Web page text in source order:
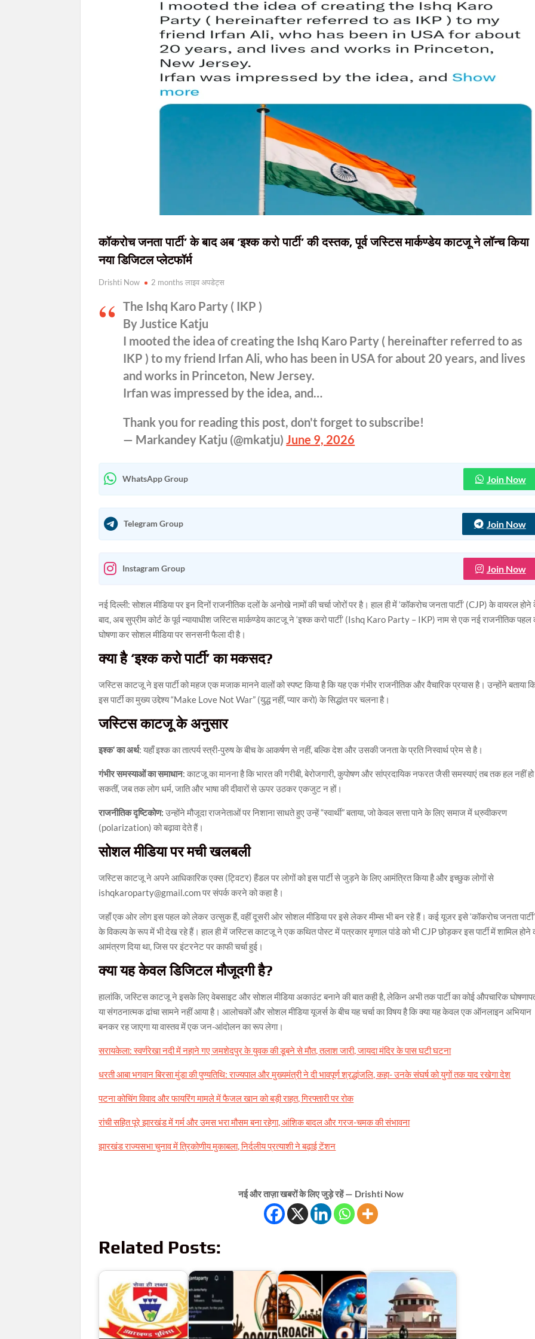
NEWS, हिंदी
न्यूज़ , HINDI
SAMACHAR,
हिंदी समाचार,
दृष्टि नाउ
शहीद निर्मल महतो की शहादत दिवस पर उलियान पहुंचे CM हेमंत सोरेन, बोले- ‘जब तक चांद-सूरज रहेगा, निर्मल महतो तेरा नाम रहेगा’
इंडस टावर से पावर केबल चोरी करने वाले गिरोह का खुलासा, चार आरोपी गिरफ्तार
10 अगस्त को विधानसभा घेराव की तैयारी, JPSC-JSSC रिफॉर्म मंच की छात्रों से रांची पहुंचने की अपील की
सिमडेगा के एसडीओ टैक्सी स्टैंड व मार्केट कॉम्प्लेक्स में चला अतिक्रमण हटाओ अभियान
10 अगस्त को राष्ट्रव्यापी रास्ता रोको-रेल रोको अभियान, रांची में अल्बर्ट एक्का चौक पर रोड ब्लॉक करेंगे किसान-मजदूर
कॉकरोच जनता पार्टी’ के बाद अब ‘इश्क करो पार्टी’ की दस्तक, पूर्व जस्टिस मार्कण्डेय काटजू ने लॉन्च किया
नया डिजिटल प्लेटफॉर्म
Drishti Now 2 months लाइव अपडेट्स
The Ishq Karo Party ( IKP )
By Justice Katju
I mooted the idea of creating the Ishq Karo Party ( hereinafter referred to as
IKP ) to my friend Irfan Ali, who has been in USA for about 20 years, and lives
and works in Princeton, New Jersey.
Irfan was impressed by the idea, and…
Thank you for reading this post, don't forget to subscribe!
— Markandey Katju (@mkatju)June 9, 2026
WhatsApp Group Join Now
Telegram Group Join Now
Instagram Group Join Now
नई दिल्ली: सोशल मीडिया पर इन दिनों राजनीतिक दलों के अनोखे नामों की चर्चा जोरों पर है। हाल ही में ‘कॉकरोच जनता पार्टी’ (CJP) के वायरल
बाद, अब सुप्रीम कोर्ट के पूर्व न्यायाधीश जस्टिस मार्कण्डेय काटजू ने ‘इश्क करो पार्टी’ (Ishq Karo Party – IKP) नाम से एक नई राजनीतिक पहल
घोषणा कर सोशल मीडिया पर सनसनी फैला दी है।
क्या है ‘इश्क करो पार्टी’ का मकसद?
जस्टिस काटजू ने इस पार्टी को महज एक मजाक मानने वालों को स्पष्ट किया है कि यह एक गंभीर राजनीतिक और वैचारिक प्रयास है। उन्होंने बताया
इस पार्टी का मुख्य उद्देश्य “Make Love Not War” (युद्ध नहीं, प्यार करो) के सिद्धांत पर चलना है।
जस्टिस काटजू के अनुसार
इश्क’ का अर्थ: यहाँ इश्क का तात्पर्य स्त्री-पुरुष के बीच के आकर्षण से नहीं, बल्कि देश और उसकी जनता के प्रति निस्वार्थ प्रेम से है।
गंभीर समस्याओं का समाधान: काटजू का मानना है कि भारत की गरीबी, बेरोजगारी, कुपोषण और सांप्रदायिक नफरत जैसी समस्याएं तब तक हल नहीं हो
सकतीं, जब तक लोग धर्म, जाति और भाषा की दीवारों से ऊपर उठकर एकजुट न हों।
राजनीतिक दृष्टिकोण: उन्होंने मौजूदा राजनेताओं पर निशाना साधते हुए उन्हें “स्वार्थी” बताया, जो केवल सत्ता पाने के लिए समाज में ध्रुवीकरण
(polarization) को बढ़ावा देते हैं।
सोशल मीडिया पर मची खलबली
जस्टिस काटजू ने अपने आधिकारिक एक्स (ट्विटर) हैंडल पर लोगों को इस पार्टी से जुड़ने के लिए आमंत्रित किया है और इच्छुक लोगों से
ishqkaroparty@gmail.com पर संपर्क करने को कहा है।
जहाँ एक ओर लोग इस पहल को लेकर उत्सुक हैं, वहीं दूसरी ओर सोशल मीडिया पर इसे लेकर मीम्स भी बन रहे हैं। कई यूजर इसे ‘कॉकरोच जनता पार्टी’
के विकल्प के रूप में भी देख रहे हैं। हाल ही में जस्टिस काटजू ने एक कथित पोस्ट में पत्रकार मृणाल पांडे को भी CJP छोड़कर इस पार्टी में शामिल होने
आमंत्रण दिया था, जिस पर इंटरनेट पर काफी चर्चा हुई।
क्या यह केवल डिजिटल मौजूदगी है?
हालांकि, जस्टिस काटजू ने इसके लिए वेबसाइट और सोशल मीडिया अकाउंट बनाने की बात कही है, लेकिन अभी तक पार्टी का कोई औपचारिक
या संगठनात्मक ढांचा सामने नहीं आया है। आलोचकों और सोशल मीडिया यूजर्स के बीच यह चर्चा का विषय है कि क्या यह केवल एक ऑनलाइन अभियान
बनकर रह जाएगा या वास्तव में एक जन-आंदोलन का रूप लेगा।
सरायकेला: स्वर्णरेखा नदी में नहाने गए जमशेदपुर के युवक की डूबने से मौत, तलाश जारी, जायदा मंदिर के पास घटी घटना
धरती आबा भगवान बिरसा मुंडा की पुण्यतिथि: राज्यपाल और मुख्यमंत्री ने दी भावपूर्ण श्रद्धांजलि, कहा- उनके संघर्ष को युगों तक याद रखेगा देश
पटना कोचिंग विवाद और फायरिंग मामले में फैजल खान को बड़ी राहत, गिरफ्तारी पर रोक
रांची सहित पूरे झारखंड में गर्म और उमस भरा मौसम बना रहेगा, आंशिक बादल और गरज-चमक की संभावना
झारखंड राज्यसभा चुनाव में त्रिकोणीय मुकाबला, निर्दलीय प्रत्याशी ने बढ़ाई टेंशन
नई और ताज़ा खबरों के लिए जुड़े रहें — Drishti Now
Related Posts: